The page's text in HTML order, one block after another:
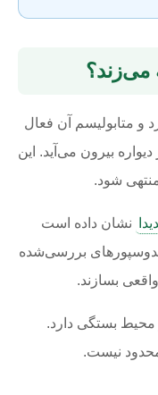
می‌زند؟
متابولیسم آن فعال
بیرون می‌آید. این
شود.
نشان داده است
بررسی‌شده
بسازند.
بستگی دارد.
نیست.